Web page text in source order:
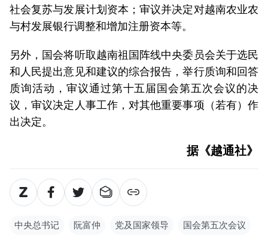
社会复苏与发展计划资本；审议并决定对越南农业农
与村发展银行调整和增加注册资本等。
另外，国会将听取越南祖国阵线中央委员会关于选民
和人民提出意见和建议的综合报告，举行质询和回答
质询活动，审议通过第十五届国会第五次会议的决
议，审议决定人事工作，对其他重要事项（若有）作
出决定。
据《越通社》
中央总书记 阮富仲 党及国家领导 国会第五次会议